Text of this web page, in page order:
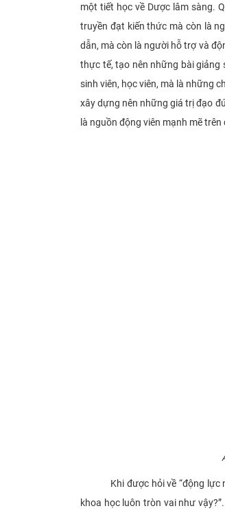
một tiết học về Dược lâm sàng.
truyền đạt kiến thức mà còn là
dẫn, mà còn là người hỗ trợ và
thực tế, tạo nên những bài giảng
sinh viên, học viên, mà là những
xây dựng nên những giá trị đạo
là nguồn động viên mạnh mẽ
Khi được hỏi về “động lực
khoa học luôn tròn vai như